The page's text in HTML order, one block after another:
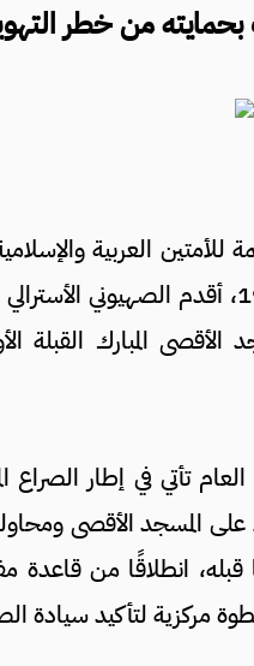
من خطر
الواقع في 21/8/2024 ذكرى أليمة للأمتين
الأقصى المبارك، ففي مثل هذا اليوم من عام 1969،
المبارك القبلة
تأتي في إطار
المسجد الأقصى
انطلاقًا من قاعدة
مركزية لتأكيد سيادة